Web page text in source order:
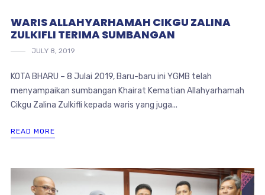
WARIS ALLAHYARHAMAH CIKGU ZALINA
ZULKIFLI TERIMA SUMBANGAN
JULY 8, 2019
KOTA BHARU – 8 Julai 2019, Baru-baru ini YGMB telah
menyampaikan sumbangan Khairat Kematian Allahyarhamah
Cikgu Zalina Zulkifli kepada waris yang juga...
READ MORE